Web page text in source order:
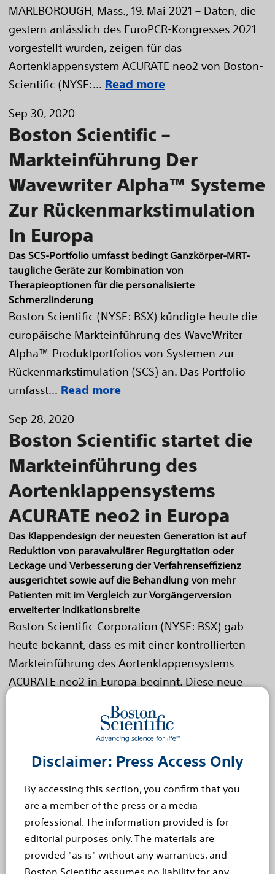
Disclaimer: Press Access Only
By accessing this section, you confirm that you
are a member of the press or a media
professional. The information provided is for
editorial purposes only. The materials are
provided "as is" without any warranties, and
Boston Scientific assumes no liability for any
MARLBOROUGH, Mass., 19. Mai 2021 – Daten, die
gestern anlässlich des EuroPCR-Kongresses 2021
vorgestellt wurden, zeigen für das
Aortenklappensystem ACURATE neo2 von Boston-
Scientific (NYSE:... Read more
Sep 30, 2020
Boston Scientific –
Markteinführung Der
Wavewriter Alpha™ Systeme
Zur Rückenmarkstimulation
In Europa
Das SCS-Portfolio umfasst bedingt Ganzkörper-MRT-
taugliche Geräte zur Kombination von
Therapieoptionen für die personalisierte
Schmerzlinderung
Boston Scientific (NYSE: BSX) kündigte heute die
europäische Markteinführung des WaveWriter
Alpha™ Produktportfolios von Systemen zur
Rückenmarkstimulation (SCS) an. Das Portfolio
umfasst... Read more
Sep 28, 2020
Boston Scientific startet die
Markteinführung des
Aortenklappensystems
ACURATE neo2 in Europa
Das Klappendesign der neuesten Generation ist auf
Reduktion von paravalvulärer Regurgitation oder
Leckage und Verbesserung der Verfahrenseffizienz
ausgerichtet sowie auf die Behandlung von mehr
Patienten mit im Vergleich zur Vorgängerversion
erweiterter Indikationsbreite
Boston Scientific Corporation (NYSE: BSX) gab
heute bekannt, dass es mit einer kontrollierten
Markteinführung des Aortenklappensystems
ACURATE neo2 in Europa beginnt. Diese neue
Boston Scientific Bringt Das
System Vercise Genus™ Dbs
In Europa Auf Den Markt
Boston Scientific Corporation (NYSE: BSX) hat bekannt
gegeben, dass das Unternehmen das CE-Zeichen für
das System Vercise Genus™ Deep Brain Stimulation
(DBS) der vierten Generation erhalten und die